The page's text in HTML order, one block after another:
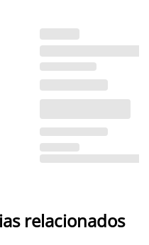
relacionados